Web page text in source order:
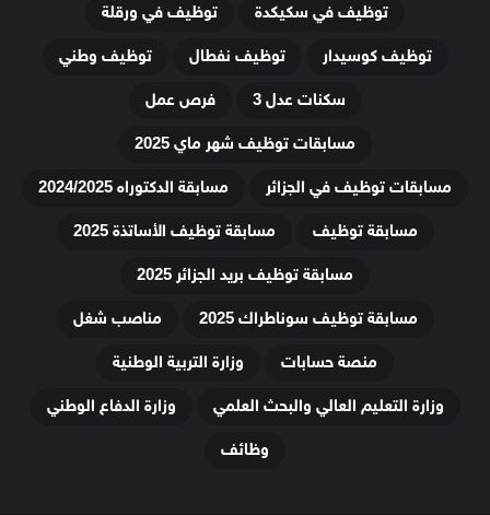
توظيف في سكيكدة
توظيف في ورقلة
توظيف كوسيدار
توظيف نفطال
توظيف وطني
سكنات عدل 3
فرص عمل
مسابقات توظيف شهر ماي 2025
مسابقات توظيف في الجزائر
مسابقة الدكتوراه 2024/2025
مسابقة توظيف
مسابقة توظيف الأساتذة 2025
مسابقة توظيف بريد الجزائر 2025
مسابقة توظيف سوناطراك 2025
مناصب شغل
منصة حسابات
وزارة التربية الوطنية
وزارة التعليم العالي والبحث العلمي
وزارة الدفاع الوطني
وظائف